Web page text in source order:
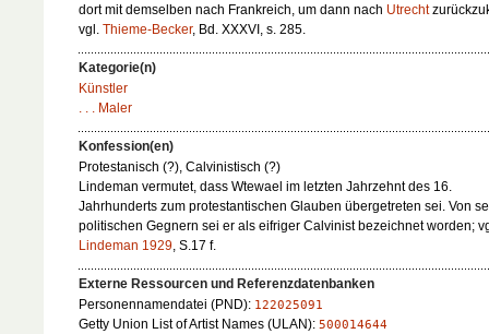
dort mit demselben nach Frankreich, um dann nach Utrecht
vgl. Thieme-Becker, Bd. XXXVI, s. 285.
Kategorie(n)
Künstler
. . . Maler
Konfession(en)
Protestanisch (?), Calvinistisch (?)
Lindeman vermutet, dass Wtewael im letzten Jahrzehnt des 16.
Jahrhunderts zum protestantischen Glauben übergetreten sei. Von
politischen Gegnern sei er als eifriger Calvinist bezeichnet worden;
Lindeman 1929, S.17 f.
Externe Ressourcen und Referenzdatenbanken
Personennamendatei (PND): 122025091
Getty Union List of Artist Names (ULAN): 500014644